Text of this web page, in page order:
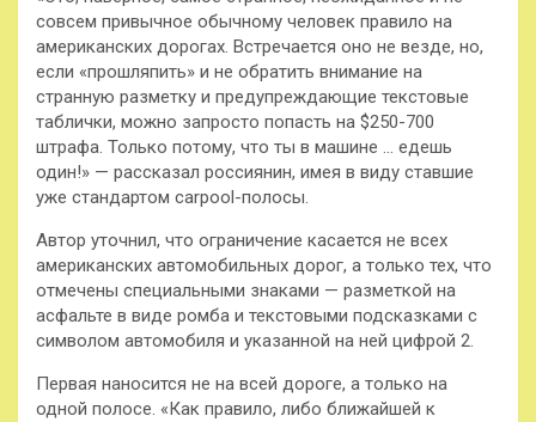
совсем привычное обычному человек правило на
американских дорогах. Встречается оно не везде, но,
если «прошляпить» и не обратить внимание на
странную разметку и предупреждающие текстовые
таблички, можно запросто попасть на $250-700
штрафа. Только потому, что ты в машине … едешь
один!» — рассказал россиянин, имея в виду ставшие
уже стандартом carpool-полосы.
Автор уточнил, что ограничение касается не всех
американских автомобильных дорог, а только тех, что
отмечены специальными знаками — разметкой на
асфальте в виде ромба и текстовыми подсказками с
символом автомобиля и указанной на ней цифрой 2.
Первая наносится не на всей дороге, а только на
одной полосе. «Как правило, либо ближайшей к